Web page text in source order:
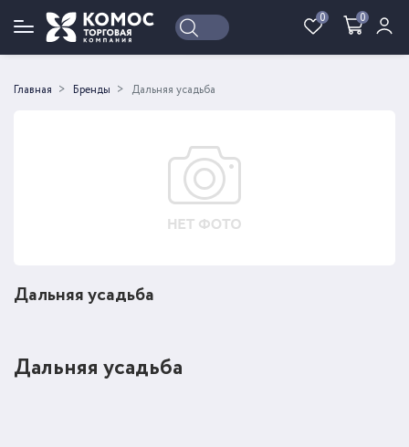
0 0
Войти Регистрация
Главная Бренды Дальняя усадьба
Дальняя усадьба
Дальняя усадьба